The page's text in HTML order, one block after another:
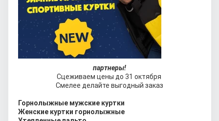
партнеры!
Сцеживаем цены до 31 октября
Смелее делайте выгодный заказ
Горнолыжные мужские куртки
Женские куртки горнолыжные